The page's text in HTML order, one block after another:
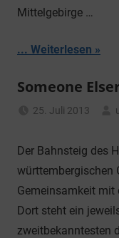
Mittelgebirge …
... Weiterlesen
Someone
25. Juli 2013
Der Bahnsteig des
württembergischen
Gemeinsamkeit mit
Dort steht ein
zweitbekanntesten